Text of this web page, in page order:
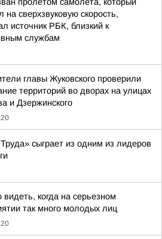
на сверхзвуковую скорость,
источник РБК, близкий к
службам
главы Жуковского проверили
территорий во дворах на улицах
и Дзержинского
сыграет из одним из лидеров
видеть, когда на серьезном
так много молодых лиц